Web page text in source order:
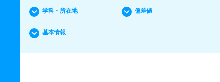
学科・所在地 偏差値
基本情報